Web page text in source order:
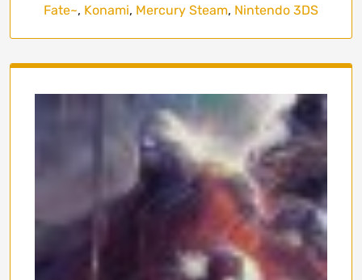
Fate~, Konami, Mercury Steam, Nintendo 3DS